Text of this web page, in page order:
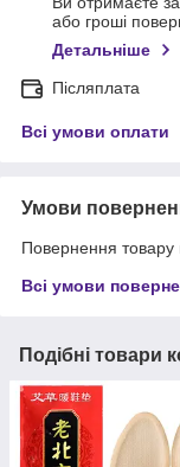
або гроші
Детальніше
Післяплата
Всі умови оплати
Умови
Повернення товару
Всі умови
Подібні товари